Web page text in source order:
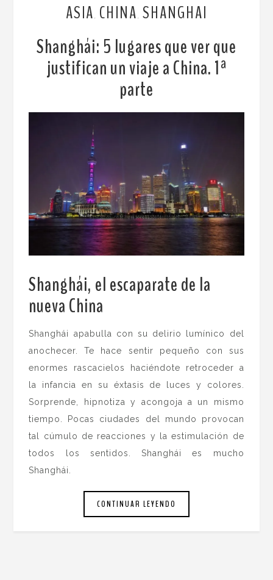
ASIA CHINA SHANGHAI
Shanghái: 5 lugares que ver que
justifican un viaje a China. 1ª
parte
Shanghái, el escaparate de la
nueva China
Shanghái apabulla con su delirio lumínico del
anochecer. Te hace sentir pequeño con sus
enormes rascacielos haciéndote retroceder a
la infancia en su éxtasis de luces y colores.
Sorprende, hipnotiza y acongoja a un mismo
tiempo. Pocas ciudades del mundo provocan
tal cúmulo de reacciones y la estimulación de
todos los sentidos. Shanghái es mucho
Shanghái.
CONTINUAR LEYENDO